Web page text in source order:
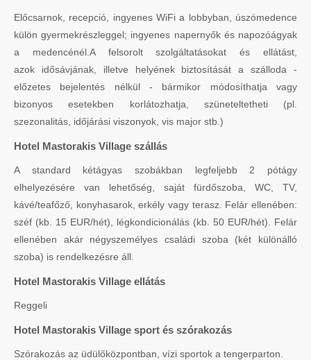
Előcsarnok, recepció, ingyenes WiFi a lobbyban, úszómedence
külön gyermekrészleggel; ingyenes napernyők és napozóágyak
a medencénél.A felsorolt szolgáltatásokat és ellátást,
azok idősávjának, illetve helyének biztosítását a szálloda -
előzetes bejelentés nélkül - bármikor módosíthatja vagy
bizonyos esetekben korlátozhatja, szüneteltetheti (pl.
szezonalitás, időjárási viszonyok, vis major stb.)
Hotel Mastorakis Village szállás
A standard kétágyas szobákban legfeljebb 2 pótágy
elhelyezésére van lehetőség, saját fürdőszoba, WC, TV,
kávé/teafőző, konyhasarok, erkély vagy terasz. Felár ellenében:
széf (kb. 15 EUR/hét), légkondicionálás (kb. 50 EUR/hét). Felár
ellenében akár négyszemélyes családi szoba (két különálló
szoba) is rendelkezésre áll.
Hotel Mastorakis Village ellátás
Reggeli
Hotel Mastorakis Village sport és szórakozás
Szórakozás az üdülőközpontban, vízi sportok a tengerparton.